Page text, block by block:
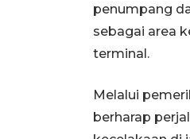
penumpang
sebagai area
terminal.
Melalui
berharap